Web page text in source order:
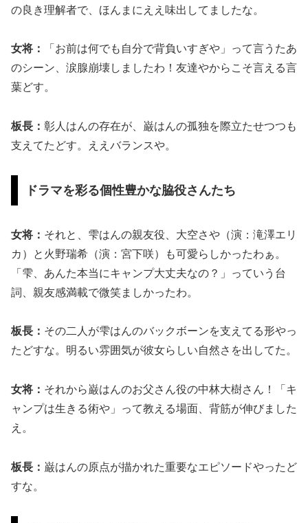
の良き理解者で、ほんまにええ味出してましたな。
女将：
「お前は何でも自分で背負いすぎや」って言うたあ
のシーン、涙腺崩壊しましたわ！友達やからこそ言える言
葉どす。
板長： 彰人はんの存在が、巌はんの孤独を際立たせつつも
支えてたどす。ええバランスや。
ドラマを彩る個性豊かな脇役さんたち
女将： それと、雫はんの親友役、大空さや（演：滝澤エリ
カ）と火野瑞希（演：宮下咲）も可愛らしかったわぁ。
「雫、あんた本当にキャンプ大丈夫なの？」っていう台
詞、親友感満載で微笑ましかったわ。
板長： その二人が雫はんのバックボーンを支えてる形やっ
たどすな。明るい雰囲気が彼女らしい自然さを出してた。
女将： それから巌はんのお父さん役の中林大樹さん！「キ
ャンプは生きる術や」って教える場面、背筋が伸びました
え。
板長： 巌はんの原点が描かれた重要なエピソードやったど
すな。